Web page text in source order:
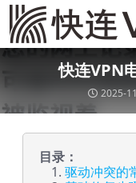
快连VPN
2025-
目录：
驱动冲突的